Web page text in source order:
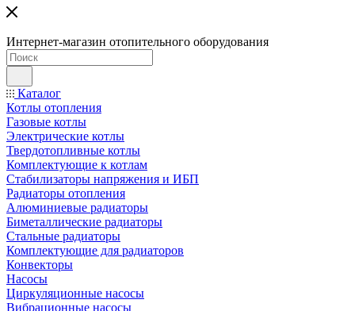
Интернет-магазин отопительного оборудования
Каталог
Котлы отопления
Газовые котлы
Электрические котлы
Твердотопливные котлы
Комплектующие к котлам
Стабилизаторы напряжения и ИБП
Радиаторы отопления
Алюминиевые радиаторы
Биметаллические радиаторы
Стальные радиаторы
Комплектующие для радиаторов
Конвекторы
Насосы
Циркуляционные насосы
Вибрационные насосы